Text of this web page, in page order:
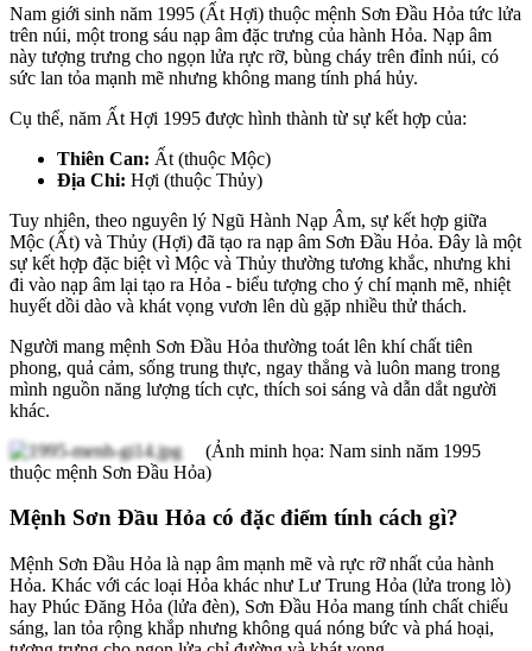
Nam giới sinh năm 1995 (Ất Hợi) thuộc mệnh Sơn Đầu Hỏa tức lửa
trên núi, một trong sáu nạp âm đặc trưng của hành Hỏa. Nạp âm
này tượng trưng cho ngọn lửa rực rỡ, bùng cháy trên đỉnh núi, có
sức lan tỏa mạnh mẽ nhưng không mang tính phá hủy.
Cụ thể, năm Ất Hợi 1995 được hình thành từ sự kết hợp của:
Thiên Can: Ất (thuộc Mộc)
Địa Chi: Hợi (thuộc Thủy)
Tuy nhiên, theo nguyên lý Ngũ Hành Nạp Âm, sự kết hợp giữa
Mộc (Ất) và Thủy (Hợi) đã tạo ra nạp âm Sơn Đầu Hỏa. Đây là một
sự kết hợp đặc biệt vì Mộc và Thủy thường tương khắc, nhưng khi
đi vào nạp âm lại tạo ra Hỏa - biểu tượng cho ý chí mạnh mẽ, nhiệt
huyết dồi dào và khát vọng vươn lên dù gặp nhiều thử thách.
Người mang mệnh Sơn Đầu Hỏa thường toát lên khí chất tiên
phong, quả cảm, sống trung thực, ngay thẳng và luôn mang trong
mình nguồn năng lượng tích cực, thích soi sáng và dẫn dắt người
khác.
(Ảnh minh họa: Nam sinh năm 1995
thuộc mệnh Sơn Đầu Hỏa)
Mệnh Sơn Đầu Hỏa có đặc điểm tính cách gì?
Mệnh Sơn Đầu Hỏa là nạp âm mạnh mẽ và rực rỡ nhất của hành
Hỏa. Khác với các loại Hỏa khác như Lư Trung Hỏa (lửa trong lò)
hay Phúc Đăng Hỏa (lửa đèn), Sơn Đầu Hỏa mang tính chất chiếu
sáng, lan tỏa rộng khắp nhưng không quá nóng bức và phá hoại,